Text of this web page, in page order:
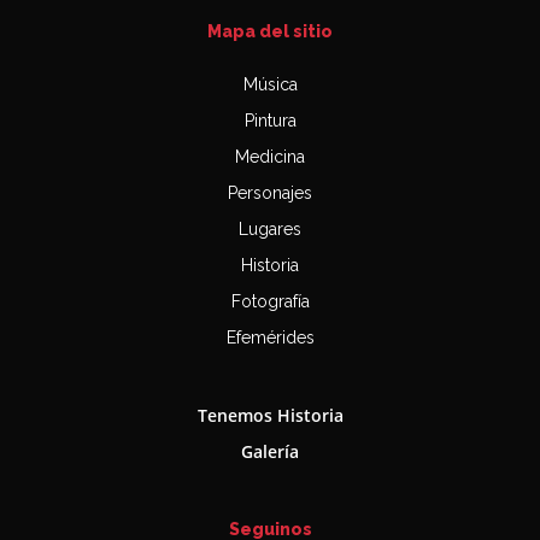
Mapa del sitio
Música
Pintura
Medicina
Personajes
Lugares
Historia
Fotografía
Efemérides
Tenemos Historia
Galería
Seguinos